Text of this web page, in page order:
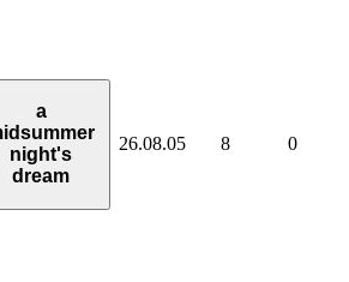
a
night's
dream
26.08.05 8 0